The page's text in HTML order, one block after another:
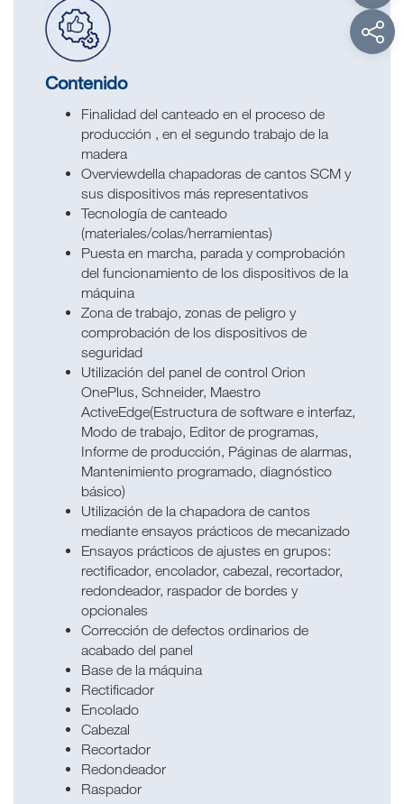
Contenido
Finalidad del canteado en el proceso de
producción , en el segundo trabajo de la
madera
Overviewdella chapadoras de cantos SCM y
sus dispositivos más representativos
Tecnología de canteado
(materiales/colas/herramientas)
Puesta en marcha, parada y comprobación
del funcionamiento de los dispositivos de la
máquina
Zona de trabajo, zonas de peligro y
comprobación de los dispositivos de
seguridad
Utilización del panel de control Orion
OnePlus, Schneider, Maestro
ActiveEdge(Estructura de software e interfaz,
Modo de trabajo, Editor de programas,
Informe de producción, Páginas de alarmas,
Mantenimiento programado, diagnóstico
básico)
Utilización de la chapadora de cantos
mediante ensayos prácticos de mecanizado
Ensayos prácticos de ajustes en grupos:
rectificador, encolador, cabezal, recortador,
redondeador, raspador de bordes y
opcionales
Corrección de defectos ordinarios de
acabado del panel
Base de la máquina
Rectificador
Encolado
Cabezal
Recortador
Redondeador
Raspador